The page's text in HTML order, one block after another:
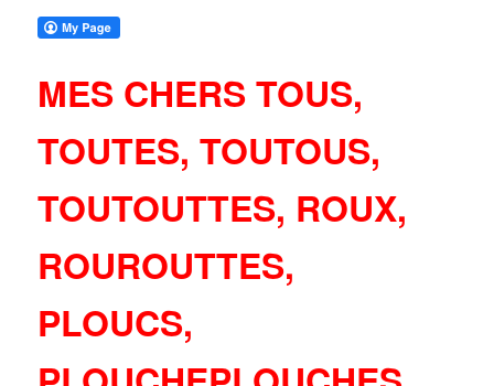
MES CHERS TOUS,
TOUTES, TOUTOUS,
TOUTOUTTES, ROUX,
ROUROUTTES,
PLOUCS,